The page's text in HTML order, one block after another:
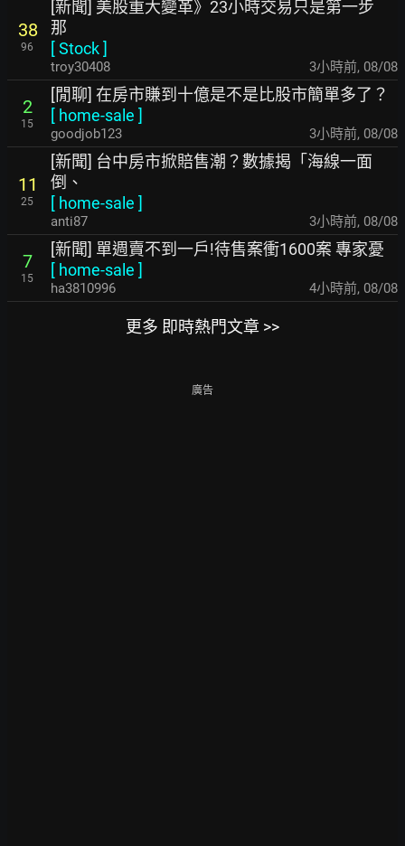
38
96
[新聞] 美股重大變革》23小時交易只是第一步
那
[Stock]
troy30408 3小時前, 08/08
2
15
[閒聊] 在房市賺到十億是不是比股市簡單多了？
[ home-sale ]
goodjob123 3小時前, 08/08
11
25
[新聞] 台中房市掀賠售潮？數據揭「海線一面
倒、
[ home-sale ]
anti87 3小時前, 08/08
7
15
[新聞] 單週賣不到一戶!待售案衝1600案 專家憂
[ home-sale ]
ha3810996 4小時前, 08/08
更多 即時熱門文章 >>
廣告